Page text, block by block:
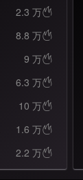
2.3 万
8.8 万
9 万
6.3 万
10 万
1.6 万
2.2 万